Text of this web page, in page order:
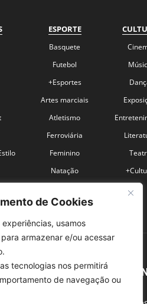
de Cookies
usamos
armazenar e/ou acessar
tecnologias nos permitirá
de navegação ou
ESPORTE
Basquete
Futebol
+Esportes
Artes marciais
Atletismo
Ferroviária
Feminino
Natação
SOBRE